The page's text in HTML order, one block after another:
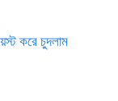
করে চুদলাম